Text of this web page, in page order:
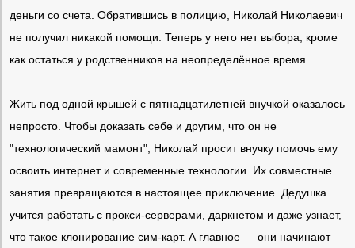
деньги со счета. Обратившись в полицию, Николай Николаевич
не получил никакой помощи. Теперь у него нет выбора, кроме
как остаться у родственников на неопределённое время.
Жить под одной крышей с пятнадцатилетней внучкой оказалось
непросто. Чтобы доказать себе и другим, что он не
"технологический мамонт", Николай просит внучку помочь ему
освоить интернет и современные технологии. Их совместные
занятия превращаются в настоящее приключение. Дедушка
учится работать с прокси-серверами, даркнетом и даже узнает,
что такое клонирование сим-карт. А главное — они начинают